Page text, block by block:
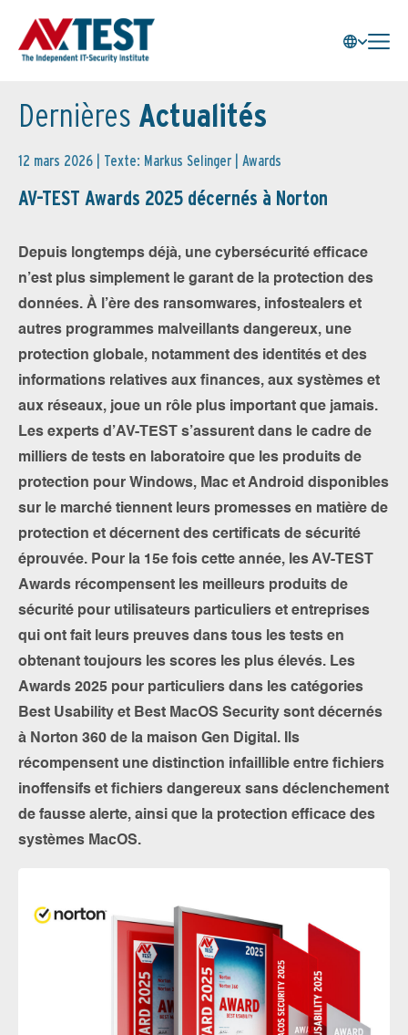
Dernières Actualités
12 mars 2026 | Texte: Markus Selinger | Awards
AV-TEST Awards 2025 décernés à Norton
Depuis longtemps déjà, une cybersécurité efficace
n’est plus simplement le garant de la protection des
données. À l’ère des ransomwares, infostealers et
autres programmes malveillants dangereux, une
protection globale, notamment des identités et des
informations relatives aux finances, aux systèmes et
aux réseaux, joue un rôle plus important que jamais.
Les experts d’AV-TEST s’assurent dans le cadre de
milliers de tests en laboratoire que les produits de
protection pour Windows, Mac et Android disponibles
sur le marché tiennent leurs promesses en matière de
protection et décernent des certificats de sécurité
éprouvée. Pour la 15e fois cette année, les AV-TEST
Awards récompensent les meilleurs produits de
sécurité pour utilisateurs particuliers et entreprises
qui ont fait leurs preuves dans tous les tests en
obtenant toujours les scores les plus élevés. Les
Awards 2025 pour particuliers dans les catégories
Best Usability et Best MacOS Security sont décernés
à Norton 360 de la maison Gen Digital. Ils
récompensent une distinction infaillible entre fichiers
inoffensifs et fichiers dangereux sans déclenchement
de fausse alerte, ainsi que la protection efficace des
systèmes MacOS.